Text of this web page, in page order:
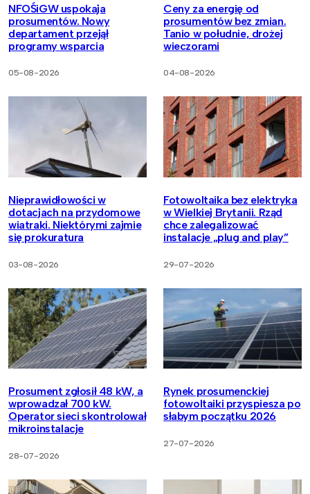
NFOŚiGW uspokaja
prosumentów. Nowy
departament przejął
programy wsparcia
05-08-2026
Ceny za energię od
prosumentów bez zmian.
Tanio w południe, drożej
wieczorami
04-08-2026
Nieprawidłowości w
dotacjach na przydomowe
wiatraki. Niektórymi zajmie
się prokuratura
03-08-2026
Fotowoltaika bez elektryka
w Wielkiej Brytanii. Rząd
chce zalegalizować
instalacje „plug and play”
29-07-2026
Prosument zgłosił 48 kW, a
wprowadzał 700 kW.
Operator sieci skontrolował
mikroinstalacje
28-07-2026
Rynek prosumenckiej
fotowoltaiki przyspiesza po
słabym początku 2026
27-07-2026